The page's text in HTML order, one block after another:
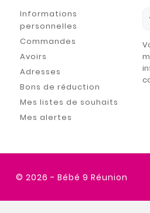
Informations
personnelles
Commandes
Avoirs
Adresses
Bons de réduction
Mes listes de souhaits
Mes alertes
© 2026 - Bébé 9 Réunion